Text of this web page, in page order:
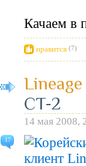
Качаем в
нравится (7)
17
Lineage
CT-2
14 мая 2008,